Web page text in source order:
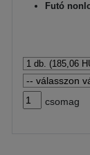
Futó
csomag